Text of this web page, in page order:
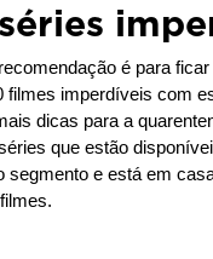
é para
filmes imperdíveis com
dicas para a
que estão
segmento e está em